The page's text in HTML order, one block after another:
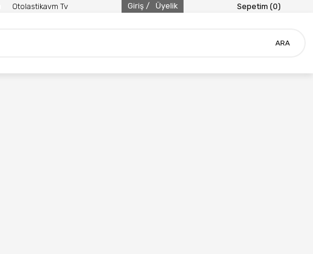
Otolastikavm Tv Giriş / Üyelik Sepetim (0)
ARA